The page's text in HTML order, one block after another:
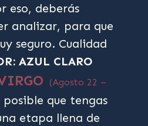
eso, deberás
analizar, para que
seguro. Cualidad
AZUL CLARO
(Agosto 22 –
posible que tengas
etapa llena de